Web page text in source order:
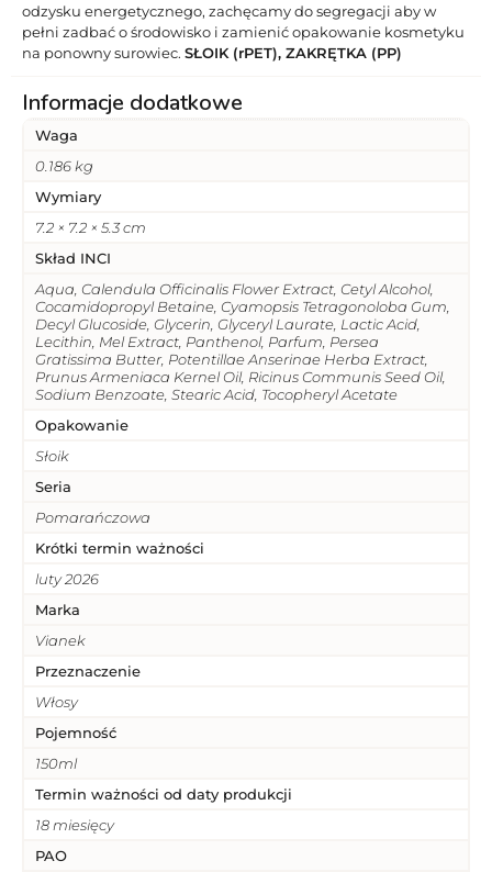
odzysku energetycznego, zachęcamy do segregacji aby w
pełni zadbać o środowisko i zamienić opakowanie kosmetyku
na ponowny surowiec. SŁOIK (rPET), ZAKRĘTKA (PP)
Informacje dodatkowe
Waga
0.186 kg
Wymiary
7.2 × 7.2 × 5.3 cm
Skład INCI
Aqua, Calendula Officinalis Flower Extract, Cetyl Alcohol,
Cocamidopropyl Betaine, Cyamopsis Tetragonoloba Gum,
Decyl Glucoside, Glycerin, Glyceryl Laurate, Lactic Acid,
Lecithin, Mel Extract, Panthenol, Parfum, Persea
Gratissima Butter, Potentillae Anserinae Herba Extract,
Prunus Armeniaca Kernel Oil, Ricinus Communis Seed Oil,
Sodium Benzoate, Stearic Acid, Tocopheryl Acetate
Opakowanie
Słoik
Seria
Pomarańczowa
Krótki termin ważności
luty 2026
Marka
Vianek
Przeznaczenie
Włosy
Pojemność
150ml
Termin ważności od daty produkcji
18 miesięcy
PAO